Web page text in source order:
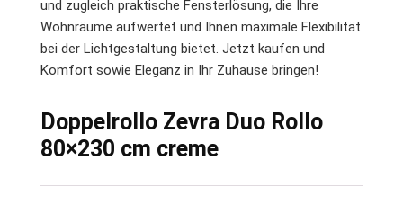
und zugleich praktische Fensterlösung, die Ihre
Wohnräume aufwertet und Ihnen maximale Flexibilität
bei der Lichtgestaltung bietet. Jetzt kaufen und
Komfort sowie Eleganz in Ihr Zuhause bringen!
Doppelrollo Zevra Duo Rollo
80×230 cm creme